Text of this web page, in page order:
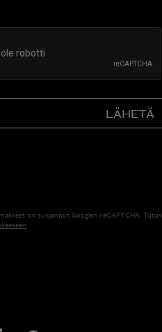
on suojannut Googlen reCAPTCHA.